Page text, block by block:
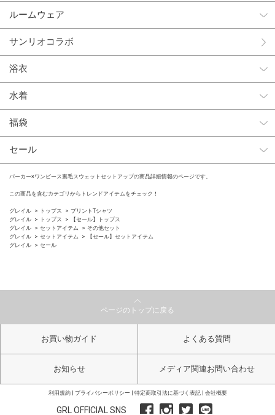
ルームウェア
サンリオコラボ
浴衣
水着
福袋
セール
パーカー×ワンピース裏毛スウェットセットアップの商品詳細情報のページです。
この商品を含むカテゴリからトレンドアイテムをチェック！
グレイル トップス
プリントTシャツ
グレイル
トップス
【セール】トップス
グレイル
セットアイテム
その他セット
グレイル
セットアイテム
【セール】セットアイテム
グレイル
セール
ページのトップに戻る
お買い物ガイド よくある質問
お知らせ メディア関連お問い合わせ
利用規約 プライバシーポリシー 特定商取引法に基づく表記 会社概要
GRL OFFICIAL SNS